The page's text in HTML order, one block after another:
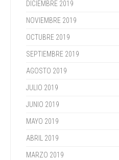
DICIEMBRE 2019
NOVIEMBRE 2019
OCTUBRE 2019
SEPTIEMBRE 2019
AGOSTO 2019
JULIO 2019
JUNIO 2019
MAYO 2019
ABRIL 2019
MARZO 2019